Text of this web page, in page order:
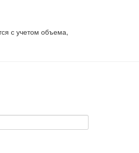
с учетом объема,